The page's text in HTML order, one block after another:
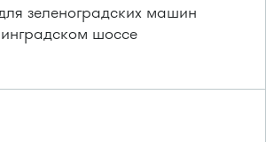
зеленоградских машин
шоссе